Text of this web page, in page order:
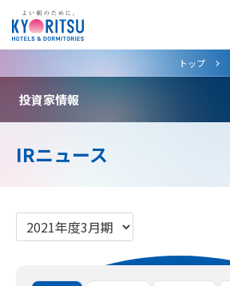
トップ
投資家情報
IRニュース